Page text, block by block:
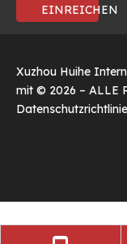
EINREICHEN
Xuzhou Huihe
mit © 2026 – ALLE
Datenschutzrichtlinie